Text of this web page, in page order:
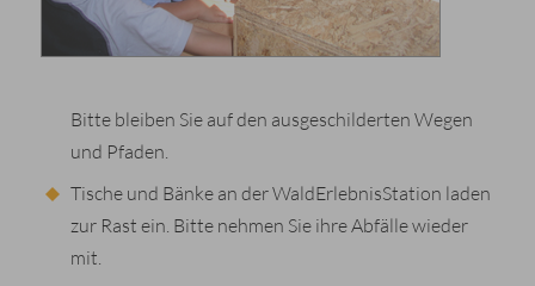
Bitte bleiben Sie auf den ausgeschilderten Wegen
und Pfaden.
Tische und Bänke an der WaldErlebnisStation laden
zur Rast ein. Bitte nehmen Sie ihre Abfälle wieder
mit.